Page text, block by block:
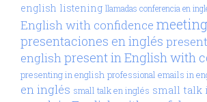
english listening llamadas conferencia en
English with confidence
presentaciones en inglés
englishpresent in English with
presenting in english professional emails in
en inglés small talk en inglés small talk